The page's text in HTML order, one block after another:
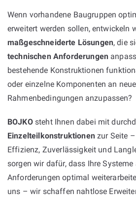
Wenn vorhandene Baugruppen
erweitert werden sollen, entwickeln
maßgeschneiderte Lösungen, die
technischen Anforderungen
bestehende Konstruktionen
oder einzelne Komponenten an neue
Rahmenbedingungen anzupassen?
BOJKOsteht Ihnen dabei mit
Einzelteilkonstruktionenzur Seite
Effizienz, Zuverlässigkeit und
sorgen wir dafür, dass Ihre
Anforderungen optimal
uns – wir schaffen nahtlose